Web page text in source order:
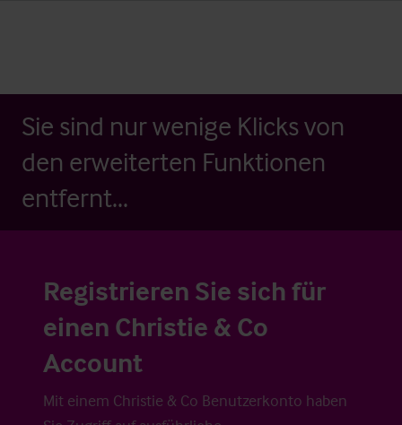
Sie sind nur wenige Klicks von
den erweiterten Funktionen
entfernt...
Registrieren Sie sich für
einen Christie & Co
Account
Mit einem Christie & Co Benutzerkonto haben